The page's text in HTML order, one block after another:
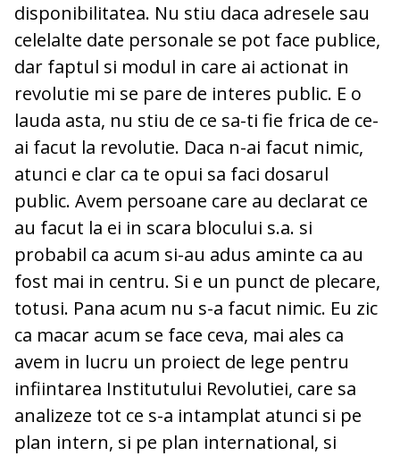
disponibilitatea. Nu stiu daca adresele sau
celelalte date personale se pot face publice,
dar faptul si modul in care ai actionat in
revolutie mi se pare de interes public. E o
lauda asta, nu stiu de ce sa-ti fie frica de ce-
ai facut la revolutie. Daca n-ai facut nimic,
atunci e clar ca te opui sa faci dosarul
public. Avem persoane care au declarat ce
au facut la ei in scara blocului s.a. si
probabil ca acum si-au adus aminte ca au
fost mai in centru. Si e un punct de plecare,
totusi. Pana acum nu s-a facut nimic. Eu zic
ca macar acum se face ceva, mai ales ca
avem in lucru un proiect de lege pentru
infiintarea Institutului Revolutiei, care sa
analizeze tot ce s-a intamplat atunci si pe
plan intern, si pe plan international, si